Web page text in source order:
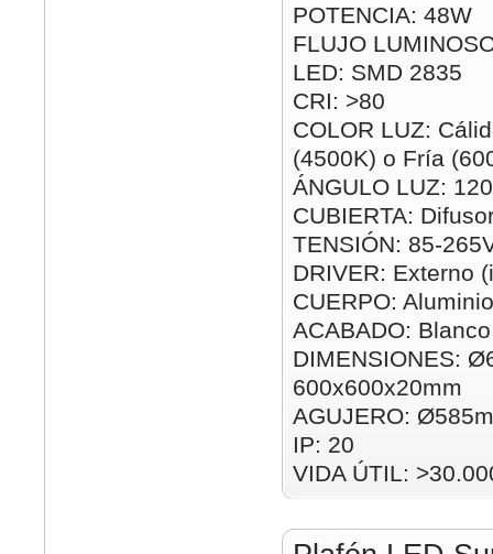
POTENCIA: 48W
FLUJO
LED: SMD 2835
CRI: >80
COLOR LUZ:
(4500K) o Fría
ÁNGULO LUZ:
CUBIERTA:
TENSIÓN: 85-
DRIVER: Externo
CUERPO: Aluminio
ACABADO: Blanco
DIMENSIONES:
600x600x20mm
AGUJERO:
IP: 20
VIDA ÚTIL: